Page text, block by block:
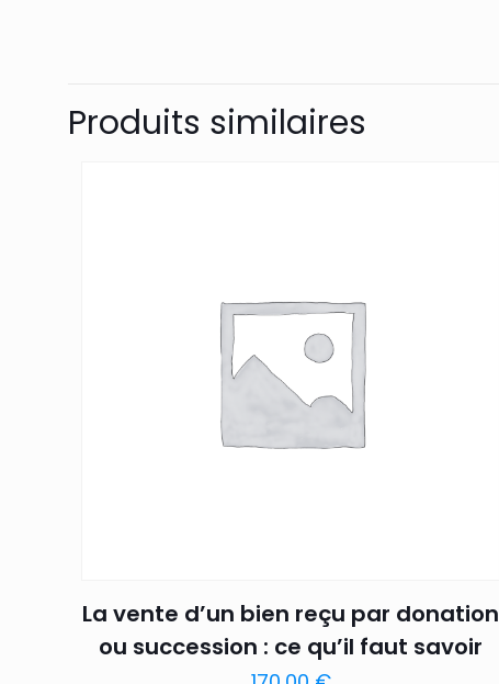
Produits similaires
La vente d’un bien reçu par donation
ou succession : ce qu’il faut savoir